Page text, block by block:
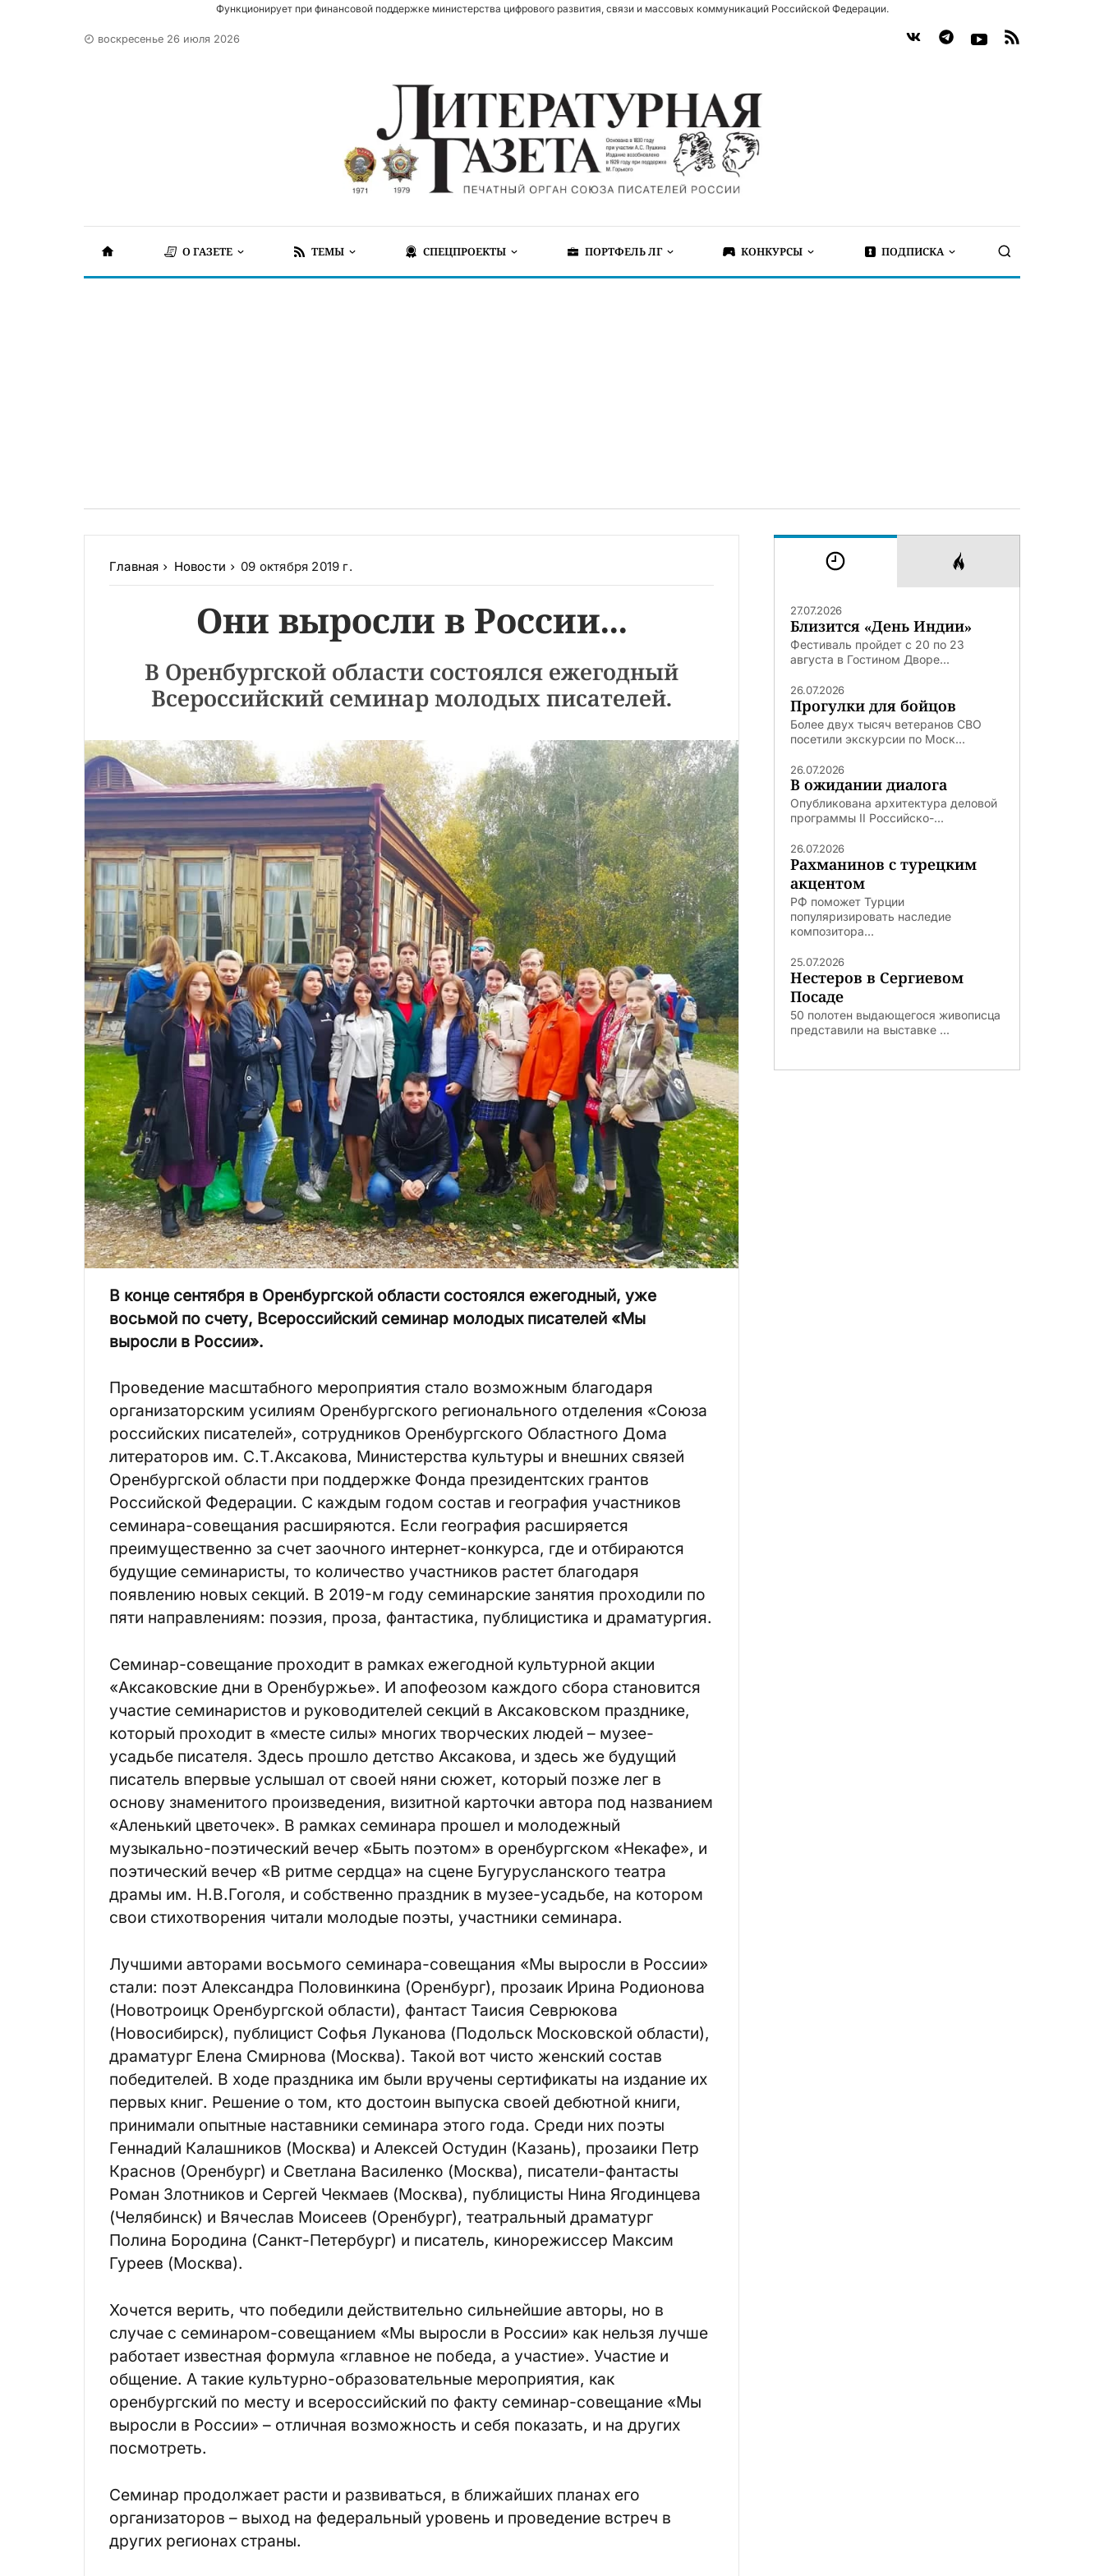
Функционирует при финансовой поддержке министерства цифрового развития, связи и массовых коммуникаций Российской Федерации.
воскресенье 26 июля 2026
О ГАЗЕТЕ ТЕМЫ СПЕЦПРОЕКТЫ ПОРТФЕЛЬ ЛГ КОНКУРСЫ ПОДПИСКА
Главная Новости 09 октября 2019 г.
Они выросли в России...
В Оренбургской области состоялся ежегодный
Всероссийский семинар молодых писателей.
В конце сентября в Оренбургской области состоялся ежегодный, уже
восьмой по счету, Всероссийский семинар молодых писателей «Мы
выросли в России».
Проведение масштабного мероприятия стало возможным благодаря
организаторским усилиям Оренбургского регионального отделения «Союза
российских писателей», сотрудников Оренбургского Областного Дома
литераторов им. С.Т.Аксакова, Министерства культуры и внешних связей
Оренбургской области при поддержке Фонда президентских грантов
Российской Федерации. С каждым годом состав и география участников
семинара-совещания расширяются. Если география расширяется
преимущественно за счет заочного интернет-конкурса, где и отбираются
будущие семинаристы, то количество участников растет благодаря
появлению новых секций. В 2019-м году семинарские занятия проходили по
пяти направлениям: поэзия, проза, фантастика, публицистика и драматургия.
Семинар-совещание проходит в рамках ежегодной культурной акции
«Аксаковские дни в Оренбуржье». И апофеозом каждого сбора становится
участие семинаристов и руководителей секций в Аксаковском празднике,
который проходит в «месте силы» многих творческих людей – музее-
усадьбе писателя. Здесь прошло детство Аксакова, и здесь же будущий
писатель впервые услышал от своей няни сюжет, который позже лег в
основу знаменитого произведения, визитной карточки автора под названием
«Аленький цветочек». В рамках семинара прошел и молодежный
музыкально-поэтический вечер «Быть поэтом» в оренбургском «Некафе», и
поэтический вечер «В ритме сердца» на сцене Бугурусланского театра
драмы им. Н.В.Гоголя, и собственно праздник в музее-усадьбе, на котором
свои стихотворения читали молодые поэты, участники семинара.
Лучшими авторами восьмого семинара-совещания «Мы выросли в России»
стали: поэт Александра Половинкина (Оренбург), прозаик Ирина Родионова
(Новотроицк Оренбургской области), фантаст Таисия Севрюкова
(Новосибирск), публицист Софья Луканова (Подольск Московской области),
драматург Елена Смирнова (Москва). Такой вот чисто женский состав
победителей. В ходе праздника им были вручены сертификаты на издание их
первых книг. Решение о том, кто достоин выпуска своей дебютной книги,
принимали опытные наставники семинара этого года. Среди них поэты
Геннадий Калашников (Москва) и Алексей Остудин (Казань), прозаики Петр
Краснов (Оренбург) и Светлана Василенко (Москва), писатели-фантасты
Роман Злотников и Сергей Чекмаев (Москва), публицисты Нина Ягодинцева
(Челябинск) и Вячеслав Моисеев (Оренбург), театральный драматург
Полина Бородина (Санкт-Петербург) и писатель, кинорежиссер Максим
Гуреев (Москва).
Хочется верить, что победили действительно сильнейшие авторы, но в
случае с семинаром-совещанием «Мы выросли в России» как нельзя лучше
работает известная формула «главное не победа, а участие». Участие и
общение. А такие культурно-образовательные мероприятия, как
оренбургский по месту и всероссийский по факту семинар-совещание «Мы
выросли в России» – отличная возможность и себя показать, и на других
посмотреть.
Семинар продолжает расти и развиваться, в ближайших планах его
организаторов – выход на федеральный уровень и проведение встреч в
других регионах страны.
27.07.2026
Близится «День Индии»
Фестиваль пройдет с 20 по 23
августа в Гостином Дворе...
26.07.2026
Прогулки для бойцов
Более двух тысяч ветеранов СВО
посетили экскурсии по Моск...
26.07.2026
В ожидании диалога
Опубликована архитектура деловой
программы II Российско-...
26.07.2026
Рахманинов с турецким
акцентом
РФ поможет Турции
популяризировать наследие
композитора...
25.07.2026
Нестеров в Сергиевом
Посаде
50 полотен выдающегося живописца
представили на выставке ...